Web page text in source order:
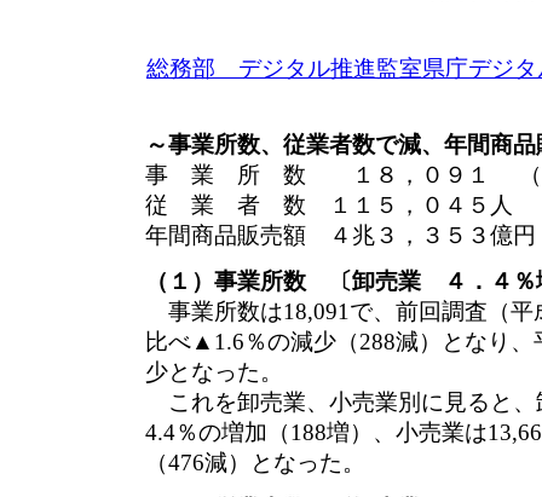
総務部 デジタル推進監室県庁デジ
～事業所数、従業者数で減、年間商
事 業 所 数 １８，０９１ （
従 業 者 数 １１５，０４５人
年間商品販売額 ４兆３，３５３
（１）事業所数 〔卸売業 ４．
事業所数は18,091で、前回調査（平
比べ▲1.6％の減少（288減）となり
少となった。
これを卸売業、小売業別に見ると、
4.4％の増加（188増）、小売業は
（476減）となった。